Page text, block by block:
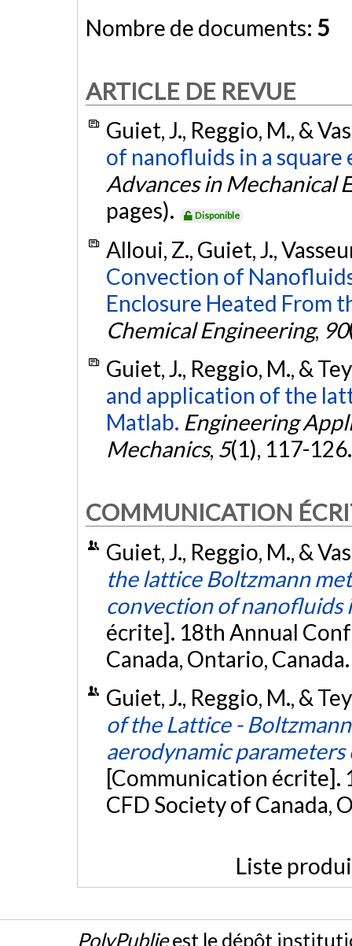
Nombre de documents: 5
ARTICLE DE REVUE
Guiet, J., Reggio, M., &
of nanofluids in a
Advances in Mechanical
pages).
Disponible
Alloui, Z., Guiet, J.,
Convection of
Enclosure Heated From
Chemical Engineering, 90
Guiet, J., Reggio, M., &
and application of the
Matlab. Engineering
Mechanics, 5(1), 117-
COMMUNICATION
Guiet, J., Reggio, M., &
the lattice Boltzmann
convection of nanofluids
écrite]. 18th Annual
Canada, Ontario,
Guiet, J., Reggio, M., &
of the Lattice -
aerodynamic
[Communication écrite].
CFD Society of Canada,
Liste
PolyPublieest le dépôt